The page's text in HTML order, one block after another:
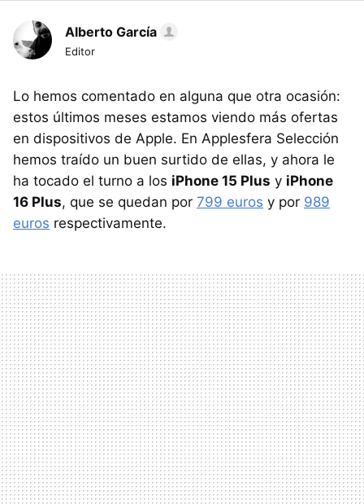
Alberto García
Editor
Lo hemos comentado en alguna que otra ocasión:
estos últimos meses estamos viendo más ofertas
en dispositivos de Apple. En Applesfera Selección
hemos traído un buen surtido de ellas, y ahora le
ha tocado el turno a los iPhone 15 Plus y iPhone
16 Plus, que se quedan por 799 euros y por 989
euros respectivamente.